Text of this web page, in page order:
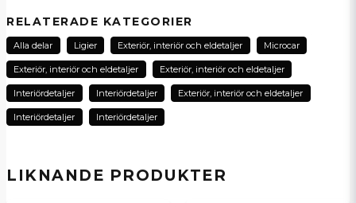
LIKNANDE PRODUKTER
Fråga oss om denna produkt...
name
Namn
RELATERADE KATEGORIER
Alla delar Ligier Exteriör, interiör och eldetaljer Microcar
Exteriör, interiör och eldetaljer Exteriör, interiör och eldetaljer
Interiördetaljer Interiördetaljer Exteriör, interiör och eldetaljer
Interiördetaljer Interiördetaljer